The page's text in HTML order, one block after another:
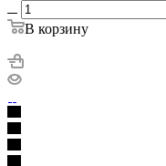
В корзину